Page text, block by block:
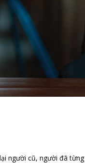
người cũ, người đã từng